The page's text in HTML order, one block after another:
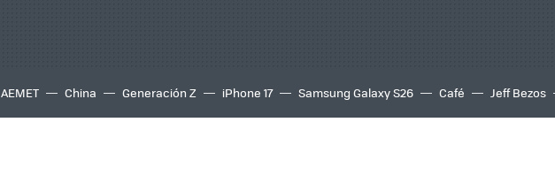
AEMET China Generación Z iPhone 17 Samsung Galaxy S26 Café Jeff Bezos